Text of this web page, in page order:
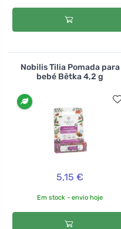
Nobilis Tilia Pomada para
bebé Bětka 4,2 g
5,15 €
Em stock - envio hoje